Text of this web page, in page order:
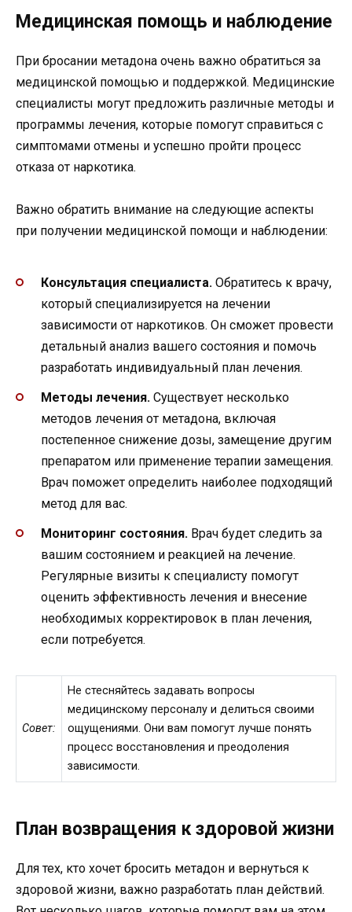
Медицинская помощь и наблюдение
При бросании метадона очень важно обратиться за
медицинской помощью и поддержкой. Медицинские
специалисты могут предложить различные методы и
программы лечения, которые помогут справиться с
симптомами отмены и успешно пройти процесс
отказа от наркотика.
Важно обратить внимание на следующие аспекты
при получении медицинской помощи и наблюдении:
Консультация специалиста. Обратитесь к врачу,
который специализируется на лечении
зависимости от наркотиков. Он сможет провести
детальный анализ вашего состояния и помочь
разработать индивидуальный план лечения.
Методы лечения. Существует несколько
методов лечения от метадона, включая
постепенное снижение дозы, замещение другим
препаратом или применение терапии замещения.
Врач поможет определить наиболее подходящий
метод для вас.
Мониторинг состояния. Врач будет следить за
вашим состоянием и реакцией на лечение.
Регулярные визиты к специалисту помогут
оценить эффективность лечения и внесение
необходимых корректировок в план лечения,
если потребуется.
Совет:
Не стесняйтесь задавать вопросы
медицинскому персоналу и делиться своими
ощущениями. Они вам помогут лучше понять
процесс восстановления и преодоления
зависимости.
План возвращения к здоровой жизни
Для тех, кто хочет бросить метадон и вернуться к
здоровой жизни, важно разработать план действий.